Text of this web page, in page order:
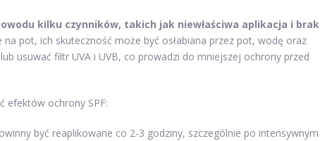
kilku czynników, takich jak niewłaściwa aplikacja i brak
pot, ich skuteczność może być osłabiana przez pot, wodę oraz
usuwać filtr UVA i UVB, co prowadzi do mniejszej ochrony przed
efektów ochrony SPF:
być reaplikowane co 2-3 godziny, szczególnie po intensywnym